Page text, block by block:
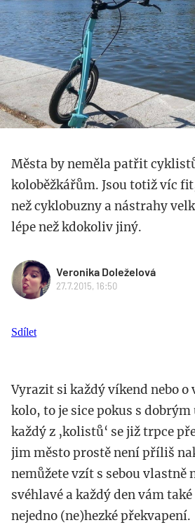
Města by neměla patřit
koloběžkářům. Jsou totiž víc
než cyklobuzny a nástrahy
lépe než kdokoliv jiný.
Veronika Doleželová
27.7.2015, 16:50
Sdílet
Vyrazit si každý víkend nebo o
kolo, to je sice pokus s
každý z ‚kolistů‘ se již trpce
jim město prostě není příliš
nemůžete vzít s sebou vlastně
svéhlavé a každý den vám
nejedno (ne)hezké překvapení.